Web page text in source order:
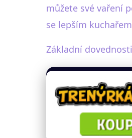
můžete své vaření
se lepším
Základní